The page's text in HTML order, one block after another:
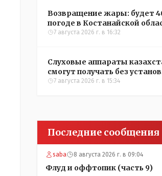
Возвращение жары: будет
погоде в Костанайской
7 августа 2026 г. в 16:32
Слуховые аппараты
смогут получать без
инвалидности
7 августа 2026 г. в 15:34
Последние сообщения
saba 8 августа 2026 г. в 09:04
Флуд и оффтопик (часть 9)